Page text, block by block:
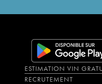
ESTIMATION VIN
RECRUTEMENT